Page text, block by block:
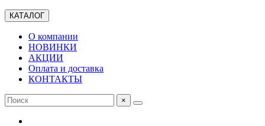
КАТАЛОГ
О компании
НОВИНКИ
АКЦИИ
Оплата и доставка
КОНТАКТЫ
×